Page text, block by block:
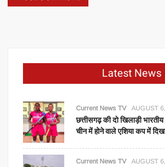
Latest News
Current News TV AUGUST
छत्तीसगढ़ की दो खिलाड़ी
चीन में होने वाले एशिया कप में
Current News TV AUGUST